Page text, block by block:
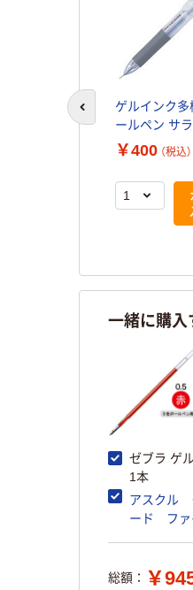
ゲルインク多
ールペン サラ
白軸 2色+シャ
￥400 （税込）
前のスライドへ
一緒に購入
ゼブラ ゲ
1本
アスクル
ード ファ
総額： ￥